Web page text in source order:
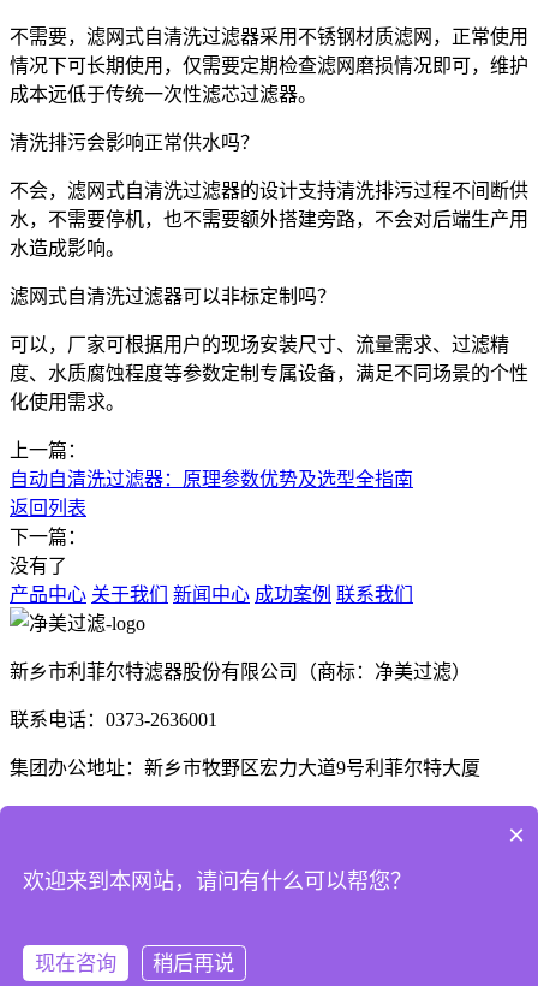
不需要，滤网式自清洗过滤器采用不锈钢材质滤网，正常使用
情况下可长期使用，仅需要定期检查滤网磨损情况即可，维护
成本远低于传统一次性滤芯过滤器。
清洗排污会影响正常供水吗？
不会，滤网式自清洗过滤器的设计支持清洗排污过程不间断供
水，不需要停机，也不需要额外搭建旁路，不会对后端生产用
水造成影响。
滤网式自清洗过滤器可以非标定制吗？
可以，厂家可根据用户的现场安装尺寸、流量需求、过滤精
度、水质腐蚀程度等参数定制专属设备，满足不同场景的个性
化使用需求。
上一篇：
自动自清洗过滤器：原理参数优势及选型全指南
返回列表
下一篇：
没有了
产品中心 关于我们 新闻中心 成功案例 联系我们
新乡市利菲尔特滤器股份有限公司（商标：净美过滤）
联系电话：0373-2636001
集团办公地址：新乡市牧野区宏力大道9号利菲尔特大厦
河南省商丘市梁园区晨风大道1号
Copyright © 2025 利菲尔特（商标：净美过滤） 版权所有
×
欢迎来到本网站，请问有什么可以帮您？
现在咨询 稍后再说